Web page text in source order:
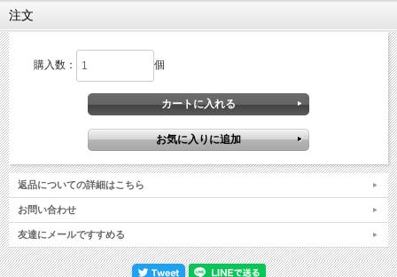
注文
購入数： 個
返品についての詳細はこちら
お問い合わせ
友達にメールですすめる